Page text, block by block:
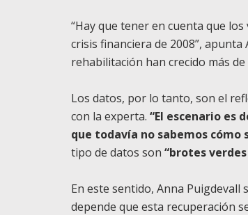
“Hay que tener en cuenta que
crisis financiera de 2008”,
rehabilitación han crecido más de
Los datos, por lo tanto, son el
con la experta. “El escenario es
que todavía no sabemos cómo
tipo de datos son “brotes
En este sentido, Anna Puigdevall
depende que esta recuperación